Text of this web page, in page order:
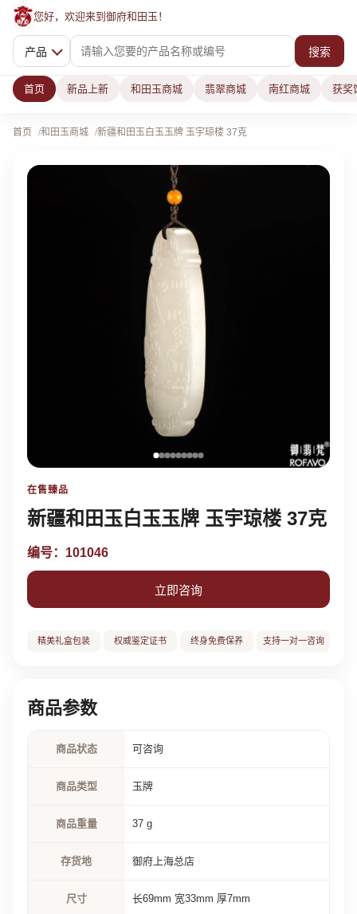
您好，欢迎来到御府和田玉！
产品 搜索
首页 新品上新 和田玉商城 翡翠商城 南红商城 获奖
首页 和田玉商城 新疆和田玉白玉玉牌 玉宇琼楼 37克
在售臻品
新疆和田玉白玉玉牌 玉宇琼楼 37克
编号：101046
立即咨询
精美礼盒包装 权威鉴定证书 终身免费保养 支持一对一咨询
商品参数
商品状态 可咨询
商品类型 玉牌
商品重量 37 g
存货地 御府上海总店
尺寸 长69mm 宽33mm 厚7mm